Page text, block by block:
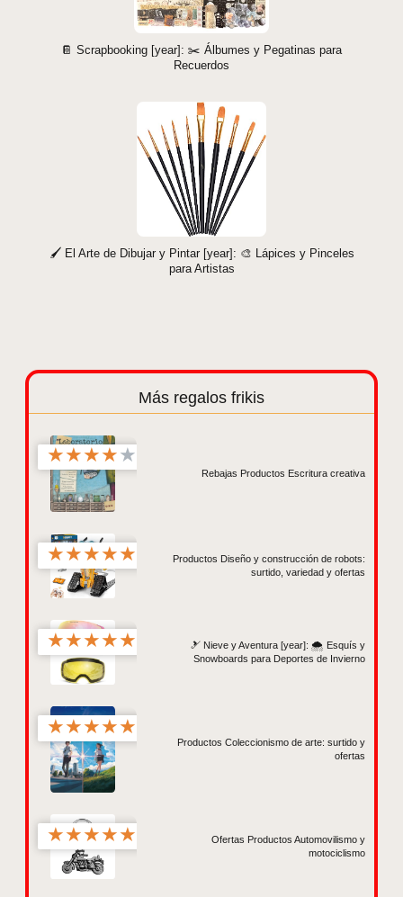
📔 Scrapbooking [year]: ✂️ Álbumes y Pegatinas para
Recuerdos
🖌️ El Arte de Dibujar y Pintar [year]: 🎨 Lápices y Pinceles
para Artistas
Más regalos frikis
★★★★★
Rebajas Productos Escritura creativa
★★★★★
Productos Diseño y construcción de robots:
surtido, variedad y ofertas
★★★★★
🎿 Nieve y Aventura [year]: 🌨️ Esquís y
Snowboards para Deportes de Invierno
★★★★★
Productos Coleccionismo de arte: surtido y
ofertas
★★★★★
Ofertas Productos Automovilismo y
motociclismo